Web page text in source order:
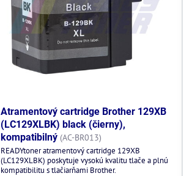
Atramentový cartridge Brother 129XB
(LC129XLBK) black (čierny),
kompatibilný (AC-BR013)
READYtoner atramentový cartridge 129XB
(LC129XLBK) poskytuje vysokú kvalitu tlače a plnú
kompatibilitu s tlačiarňami Brother.